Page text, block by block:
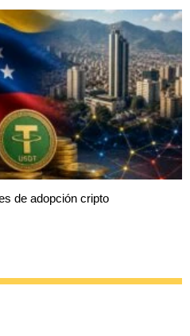
de adopción cripto